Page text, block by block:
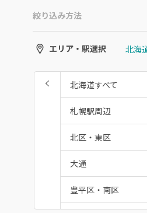
絞り込み方法
エリア・駅選択
北海道すべて
札幌駅周辺
北区・東区
大通
豊平区・南区